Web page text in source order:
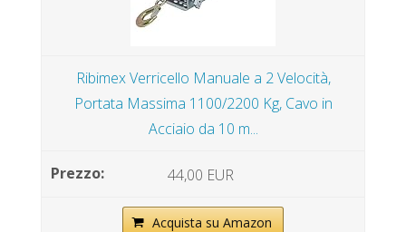
Ribimex Verricello Manuale a 2 Velocità,
Portata Massima 1100/2200 Kg, Cavo in
Acciaio da 10 m...
44,00 EUR
Acquista su Amazon